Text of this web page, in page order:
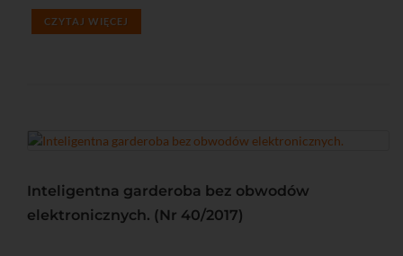
CZYTAJ WIĘCEJ
Inteligentna garderoba bez obwodów
elektronicznych. (Nr 40/2017)